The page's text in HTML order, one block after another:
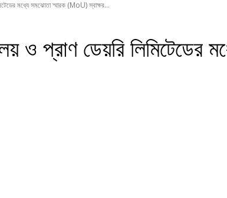
মধ্যে সমঝোতা স্মারক (MoU) স্বাক্ষর...
ও প্রাণ ডেয়রি